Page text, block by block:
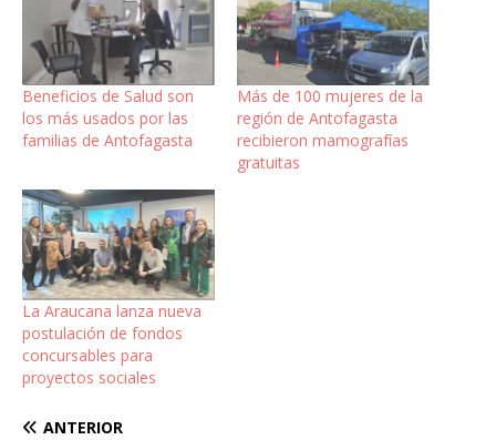
Beneficios de Salud son
los más usados por las
familias de Antofagasta
Más de 100 mujeres de la
región de Antofagasta
recibieron mamografías
gratuitas
La Araucana lanza nueva
postulación de fondos
concursables para
proyectos sociales
ANTERIOR